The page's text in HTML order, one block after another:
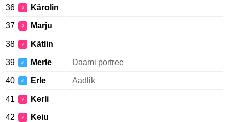
36 ♀ Kärolin
37 ♀ Marju
38 ♀ Kätlin
39 ♂ Merle Daami portree
40 ♂ Erle Aadlik
41 ♀ Kerli
42 ♀ Keiu